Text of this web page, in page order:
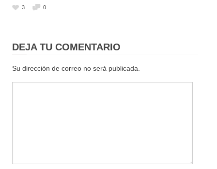
3 0
DEJA TU COMENTARIO
Su dirección de correo no será publicada.